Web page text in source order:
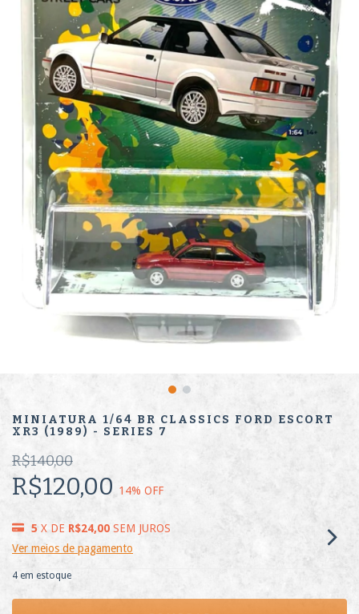
MINIATURA 1/64 BR CLASSICS FORD ESCORT
XR3 (1989) - SERIES 7
R$140,00
R$120,00 14% OFF
5 X DE R$24,00 SEM JUROS
Ver meios de pagamento
4 em estoque